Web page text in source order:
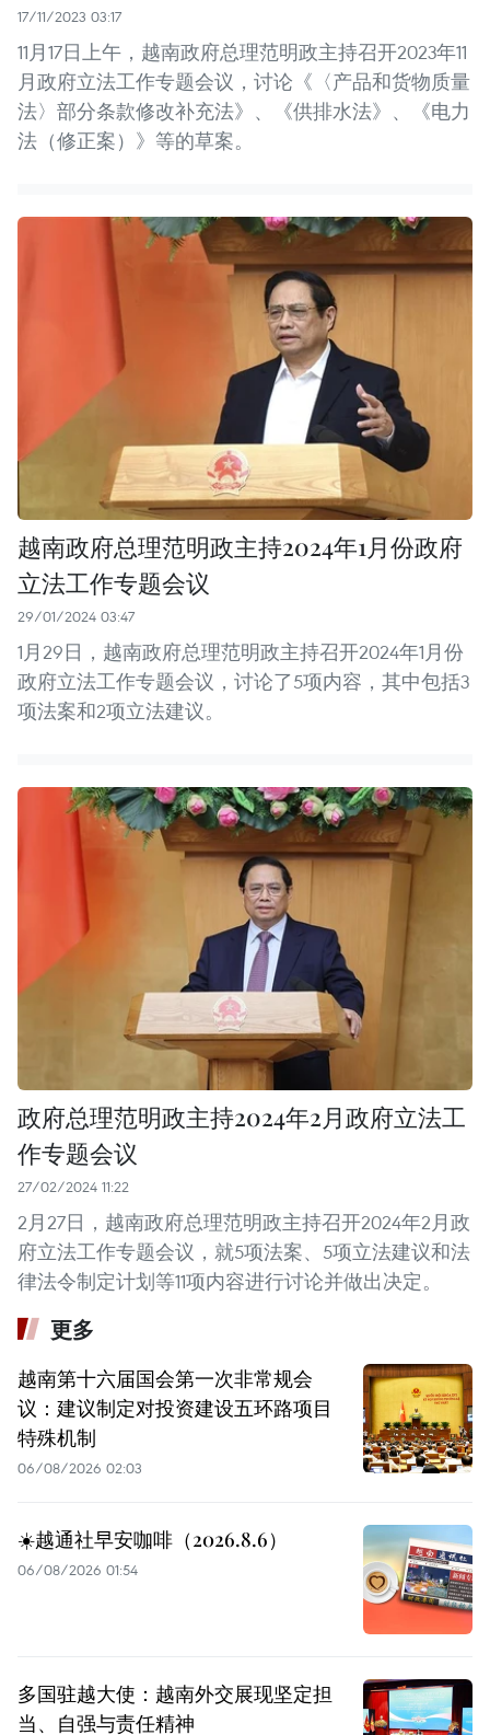
17/11/2023 03:17
11月17日上午，越南政府总理范明政主持召开2023年11
月政府立法工作专题会议，讨论《〈产品和货物质量
法〉部分条款修改补充法》、《供排水法》、《电力
法（修正案）》等的草案。
越南政府总理范明政主持2024年1月份政府
立法工作专题会议
29/01/2024 03:47
1月29日，越南政府总理范明政主持召开2024年1月份
政府立法工作专题会议，讨论了5项内容，其中包括3
项法案和2项立法建议。
政府总理范明政主持2024年2月政府立法工
作专题会议
27/02/2024 11:22
2月27日，越南政府总理范明政主持召开2024年2月政
府立法工作专题会议，就5项法案、5项立法建议和法
律法令制定计划等11项内容进行讨论并做出决定。
更多
越南第十六届国会第一次非常规会
议：建议制定对投资建设五环路项目
特殊机制
06/08/2026 02:03
☀️越通社早安咖啡（2026.8.6）
06/08/2026 01:54
多国驻越大使：越南外交展现坚定担
当、自强与责任精神